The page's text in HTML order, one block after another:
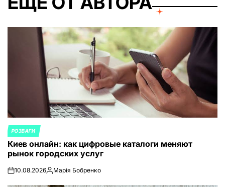
ОПУБЛИКОВАНО
В
РОЗВАГИ
Киев онлайн: как цифровые каталоги меняют
рынок городских услуг
on10.08.2026Запись
Марія Бобренко